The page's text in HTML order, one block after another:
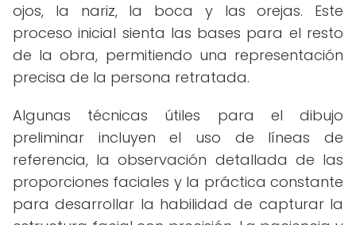
ojos, la nariz, la boca y las orejas. Este
proceso inicial sienta las bases para el resto
de la obra, permitiendo una representación
precisa de la persona retratada.
Algunas técnicas útiles para el dibujo
preliminar incluyen el uso de líneas de
referencia, la observación detallada de las
proporciones faciales y la práctica constante
para desarrollar la habilidad de capturar la